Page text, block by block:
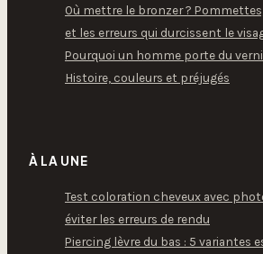
Où mettre le bronzer ?
et les erreurs qui durcissent le
Pourquoi un homme porte du
Histoire, couleurs et préjugés
À LA UNE
Test coloration cheveux avec
éviter les erreurs de rendu
Piercing lèvre du bas : 5 variantes